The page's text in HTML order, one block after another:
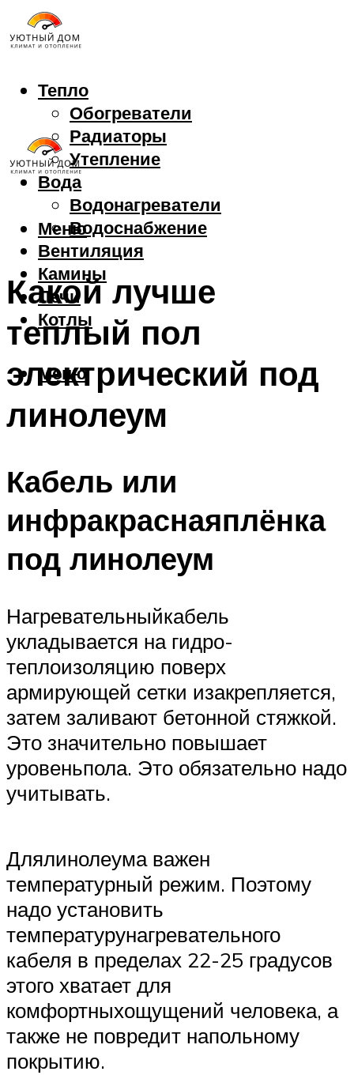
Тепло
Обогреватели
Радиаторы
Утепление
Вода
Водонагреватели
Водоснабжение
Вентиляция
Камины
Печи
Котлы
Меню
Меню
Какой лучше
теплый пол
электрический под
линолеум
Кабель или
инфракраснаяплёнка
под линолеум
Нагревательныйкабель
укладывается на гидро-
теплоизоляцию поверх
армирующей сетки изакрепляется,
затем заливают бетонной стяжкой.
Это значительно повышает
уровеньпола. Это обязательно надо
учитывать.
Длялинолеума важен
температурный режим. Поэтому
надо установить
температурунагревательного
кабеля в пределах 22-25 градусов
этого хватает для
комфортныхощущений человека, а
также не повредит напольному
покрытию.